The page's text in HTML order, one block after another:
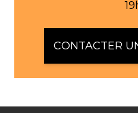
CONTACTER